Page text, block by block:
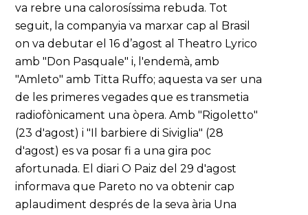
va rebre una calorosíssima rebuda. Tot
seguit, la companyia va marxar cap al Brasil
on va debutar el 16 d’agost al Theatro Lyrico
amb "Don Pasquale" i, l'endemà, amb
"Amleto" amb Titta Ruffo; aquesta va ser una
de les primeres vegades que es transmetia
radiofònicament una òpera. Amb "Rigoletto"
(23 d'agost) i "Il barbiere di Siviglia" (28
d'agost) es va posar fi a una gira poc
afortunada. El diari O Paiz del 29 d'agost
informava que Pareto no va obtenir cap
aplaudiment després de la seva ària Una